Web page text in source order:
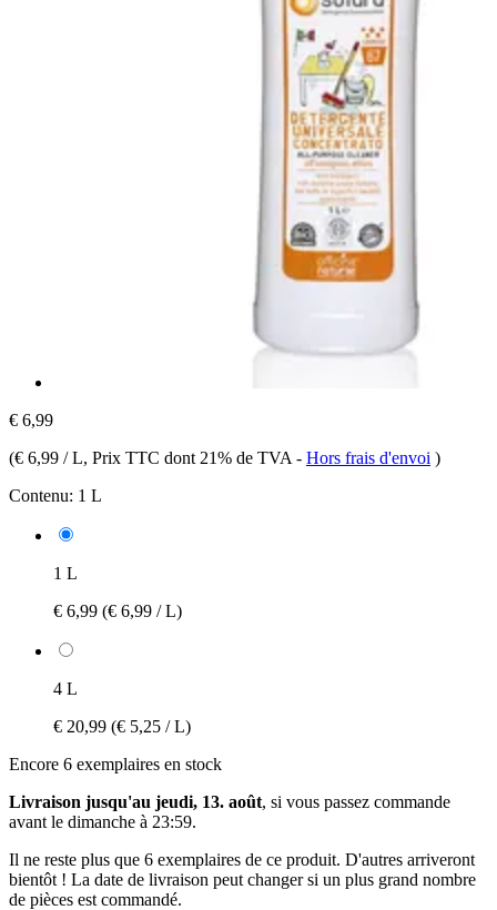
€ 6,99
(€ 6,99 / L, Prix TTC dont 21% de TVA - Hors frais d'envoi )
Contenu: 1 L
1 L
€ 6,99 (€ 6,99 / L)
4 L
€ 20,99 (€ 5,25 / L)
Encore 6 exemplaires en stock
Livraison jusqu'au jeudi, 13. août, si vous passez commande
avant le dimanche à 23:59.
Il ne reste plus que 6 exemplaires de ce produit. D'autres arriveront
bientôt ! La date de livraison peut changer si un plus grand nombre
de pièces est commandé.